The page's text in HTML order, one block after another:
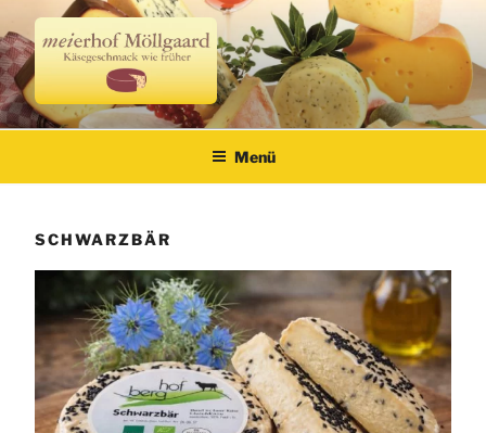
Inhalt
springen
Meierhof Möllgaard
Käsegeschmack wie früher
Menü
SCHWARZBÄR